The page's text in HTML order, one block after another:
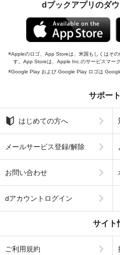
dブックアプリのダ
Appleのロゴ、App Storeは、米国もしくはそ
す。App Storeは、Apple Inc.のサービスマーク
Google Play および Google Play ロゴは
サポー
はじめての方へ
メールサービス登録/解除
お問い合わせ
dアカウントログイン
サイト
ご利用規約